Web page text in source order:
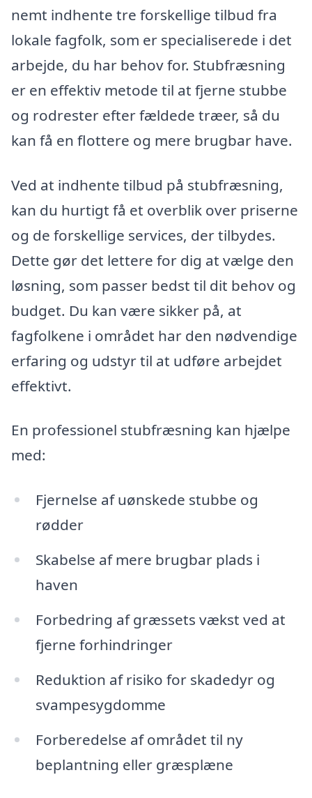
nemt indhente tre forskellige tilbud fra
lokale fagfolk, som er specialiserede i det
arbejde, du har behov for. Stubfræsning
er en effektiv metode til at fjerne stubbe
og rodrester efter fældede træer, så du
kan få en flottere og mere brugbar have.
Ved at indhente tilbud på stubfræsning,
kan du hurtigt få et overblik over priserne
og de forskellige services, der tilbydes.
Dette gør det lettere for dig at vælge den
løsning, som passer bedst til dit behov og
budget. Du kan være sikker på, at
fagfolkene i området har den nødvendige
erfaring og udstyr til at udføre arbejdet
effektivt.
En professionel stubfræsning kan hjælpe
med:
Fjernelse af uønskede stubbe og
rødder
Skabelse af mere brugbar plads i
haven
Forbedring af græssets vækst ved at
fjerne forhindringer
Reduktion af risiko for skadedyr og
svampesygdomme
Forberedelse af området til ny
beplantning eller græsplæne